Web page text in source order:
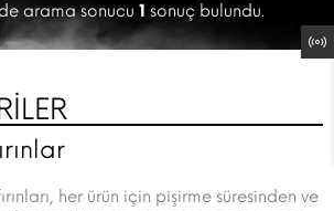
arama sonucu 1 sonuç bulundu.
her ürün için pişirme süresinden ve